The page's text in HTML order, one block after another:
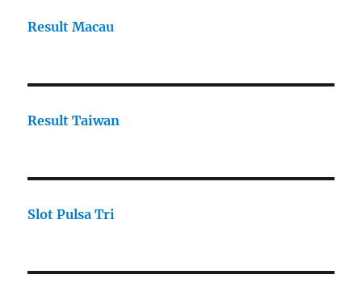
Result Macau
Result Taiwan
Slot Pulsa Tri